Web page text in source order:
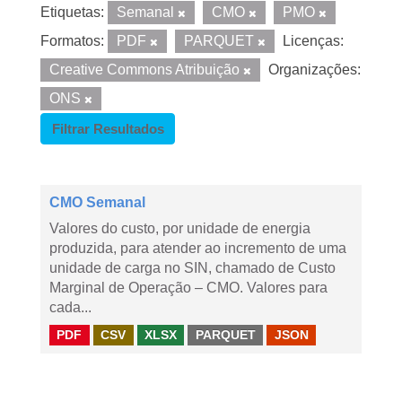
Etiquetas: Semanal CMO
PMO
Formatos:
PDF PARQUET
Licenças:
Creative Commons Atribuição
Organizações:
ONS
Filtrar Resultados
CMO Semanal
Valores do custo, por unidade de energia
produzida, para atender ao incremento de uma
unidade de carga no SIN, chamado de Custo
Marginal de Operação – CMO. Valores para
cada...
PDF CSV XLSX PARQUET JSON